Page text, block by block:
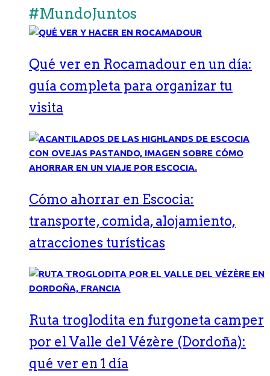
#MundoJuntos
Qué ver en Rocamadour en un día:
guía completa para organizar tu
visita
Cómo ahorrar en Escocia:
transporte, comida, alojamiento,
atracciones turísticas
Ruta troglodita en furgoneta camper
por el Valle del Vézère (Dordoña):
qué ver en 1 día